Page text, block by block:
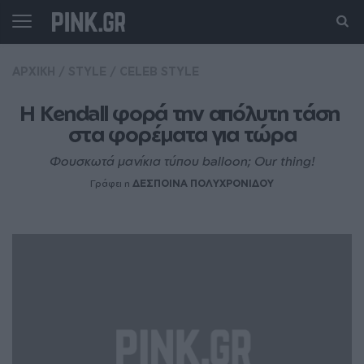
H Kendall φορά την απόλυτη τάση
στα φορέματα για τώρα
Φουσκωτά μανίκια τύπου balloon; Our thing!
Γράφει η ΔΕΣΠΟΙΝΑ ΠΟΛΥΧΡΟΝΙΔΟΥ